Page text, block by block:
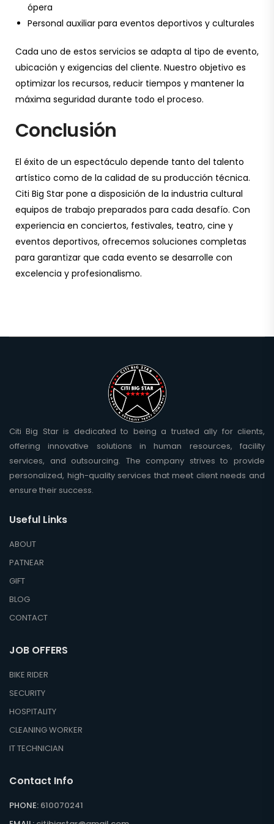
ópera
Personal auxiliar para eventos deportivos y culturales
Cada uno de estos servicios se adapta al tipo de evento,
ubicación y exigencias del cliente. Nuestro objetivo es
optimizar los recursos, reducir tiempos y mantener la
máxima seguridad durante todo el proceso.
Conclusión
El éxito de un espectáculo depende tanto del talento
artístico como de la calidad de su producción técnica.
Citi Big Star pone a disposición de la industria cultural
equipos de trabajo preparados para cada desafío. Con
experiencia en conciertos, festivales, teatro, cine y
eventos deportivos, ofrecemos soluciones completas
para garantizar que cada evento se desarrolle con
excelencia y profesionalismo.
Citi Big Star is dedicated to being a trusted ally for clients,
offering innovative solutions in human resources, facility
services, and outsourcing. The company strives to provide
personalized, high-quality services that meet client needs and
ensure their success.
Useful Links
ABOUT
PATNEAR
GIFT
BLOG
CONTACT
JOB OFFERS
BIKE RIDER
SECURITY
HOSPITALITY
CLEANING WORKER
IT TECHNICIAN
Contact Info
PHONE: 610070241